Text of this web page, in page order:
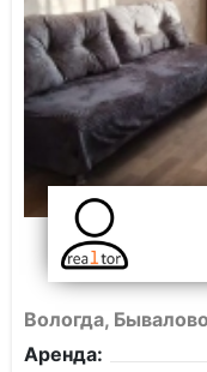
Вологда,
Аренда: